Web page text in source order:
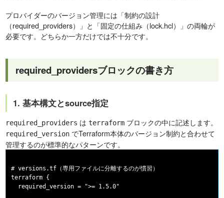
プロバイダーのバージョン管理には「制約の設計
（required_providers）」と「固定の仕組み（lock.hcl）」の両輪が
必要です。どちらか一方だけでは不十分です。
required_providersブロックの書き方
1. 基本構文とsource指定
required_providers はterraform ブロックの中に記述します。
required_version でTerraform本体のバージョン制約と合わせて
管理するのが標準的なパターンです。
# versions.tf（専用ファイルに分離するのが慣習）
terraform {
  required_version = ">= 1.5.0"